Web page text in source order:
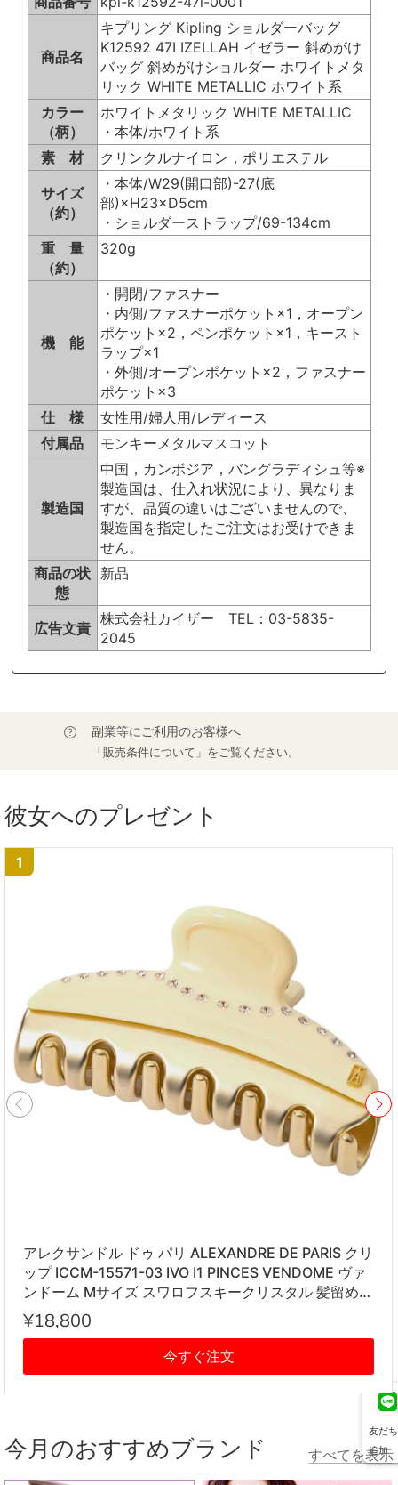
友だち
追加
商品名
キプリング Kipling ショルダーバッグ
K12592 47I IZELLAH イゼラー 斜めがけ
バッグ 斜めがけショルダー ホワイトメタ
リック WHITE METALLIC ホワイト系
カラー
（柄）
ホワイトメタリック WHITE METALLIC
・本体/ホワイト系
素 材
クリンクルナイロン，ポリエステル
サイズ
（約）
・本体/W29(開口部)-27(底
部)×H23×D5cm
・ショルダーストラップ/69-134cm
重 量
（約）
320g
機 能
・開閉/ファスナー
・内側/ファスナーポケット×1，オープン
ポケット×2，ペンポケット×1，キースト
ラップ×1
・外側/オープンポケット×2，ファスナー
ポケット×3
仕 様
女性用/婦人用/レディース
付属品
モンキーメタルマスコット
製造国
中国，カンボジア，バングラディシュ等※
製造国は、仕入れ状況により、異なりま
すが、品質の違いはございませんので、
製造国を指定したご注文はお受けできま
せん。
商品の状
態
新品
広告文責
株式会社カイザー TEL：03-5835-
2045
副業等にご利用のお客様へ
「販売条件について」をご覧ください。
彼女へのプレゼント
1
アレクサンドル ドゥ パリ ALEXANDRE DE PARIS クリ
ップ ICCM-15571-03 IVO I1 PINCES VENDOME ヴァ
ンドーム Mサイズ スワロフスキークリスタル 髪留め
レディース アイボリー系
¥18,800
今すぐ注文
今月のおすすめブランド すべてを表示